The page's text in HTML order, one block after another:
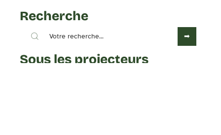
Recherche
Sous les projecteurs